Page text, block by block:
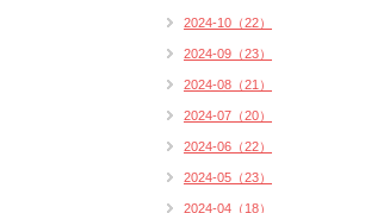
2024-10（22）
2024-09（23）
2024-08（21）
2024-07（20）
2024-06（22）
2024-05（23）
2024-04（18）